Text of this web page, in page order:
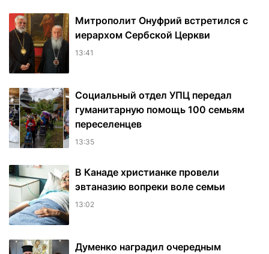
Митрополит Онуфрий встретился с
иерархом Сербской Церкви
13:41
Социальный отдел УПЦ передал
гуманитарную помощь 100 семьям
переселенцев
13:35
В Канаде христианке провели
эвтаназию вопреки воле семьи
13:02
Думенко наградил очередным